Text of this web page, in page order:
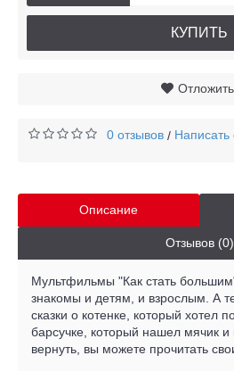
КУПИТЬ
Отложить
0 отзывов / Написать
Описание
Отзывов (0)
Мультфильмы "Как стать
знакомы и детям, и взрослым. А
сказки о котенке, который хотел
барсучке, который нашел мячик и
вернуть, вы можете прочитать